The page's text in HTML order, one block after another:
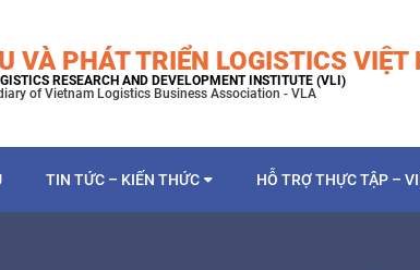
VÀ PHÁT TRIỂN LOGISTICS VIỆT
RESEARCH AND DEVELOPMENT INSTITUTE (VLI)
of Vietnam Logistics Business Association - VLA
TIN TỨC – KIẾN THỨC HỖ TRỢ THỰC TẬP –